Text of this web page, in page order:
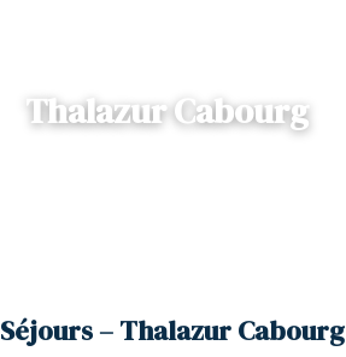
Thalazur Cabourg
Séjours – Thalazur Cabourg